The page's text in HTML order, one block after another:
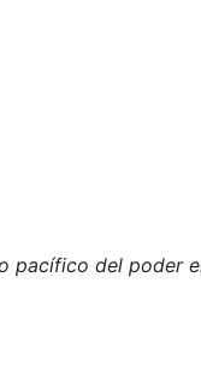
pacífico del poder